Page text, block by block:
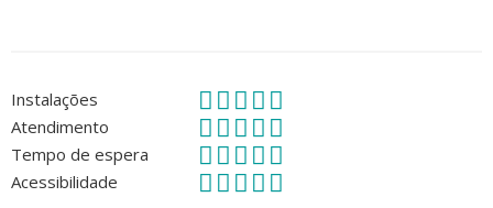
Instalações
Atendimento
Tempo de espera
Acessibilidade